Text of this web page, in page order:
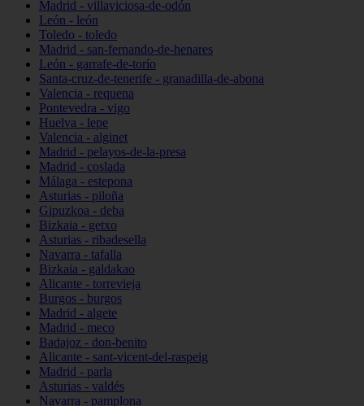
Madrid - villaviciosa-de-odón
León - león
Toledo - toledo
Madrid - san-fernando-de-henares
León - garrafe-de-torío
Santa-cruz-de-tenerife - granadilla-de-abona
Valencia - requena
Pontevedra - vigo
Huelva - lepe
Valencia - alginet
Madrid - pelayos-de-la-presa
Madrid - coslada
Málaga - estepona
Asturias - piloña
Gipuzkoa - deba
Bizkaia - getxo
Asturias - ribadesella
Navarra - tafalla
Bizkaia - galdakao
Alicante - torrevieja
Burgos - burgos
Madrid - algete
Madrid - meco
Badajoz - don-benito
Alicante - sant-vicent-del-raspeig
Madrid - parla
Asturias - valdés
Navarra - pamplona